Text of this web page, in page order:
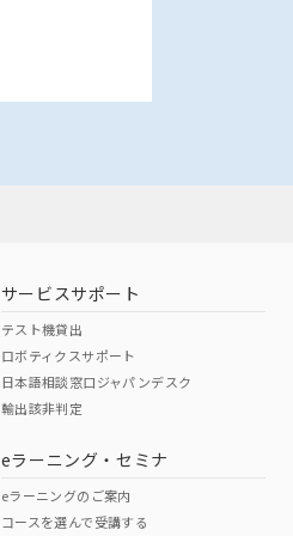
サービスサポート
テスト機貸出
ロボティクスサポート
日本語相談窓口ジャパンデスク
輸出該非判定
eラーニング・セミナ
eラーニングのご案内
コースを選んで受講する